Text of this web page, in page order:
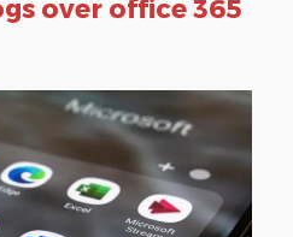
over office 365